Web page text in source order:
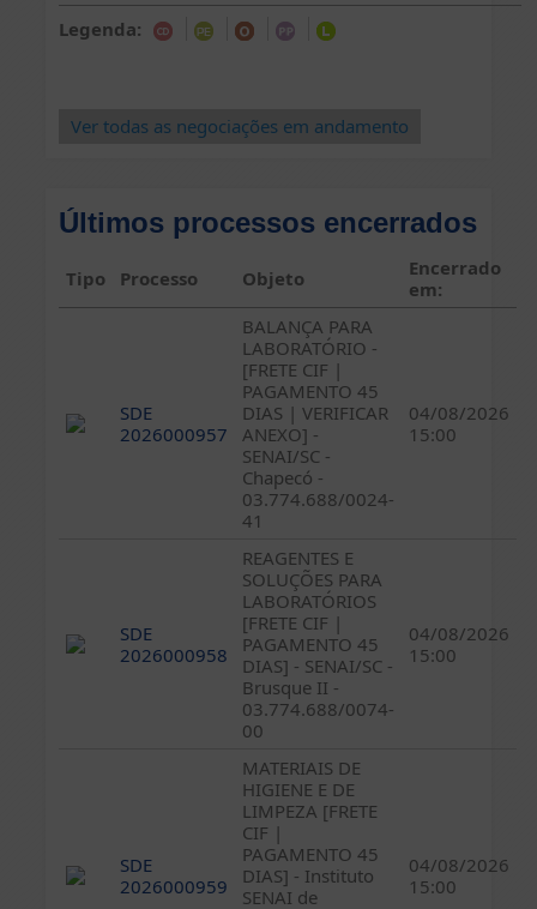
Legenda:
Ver todas as negociações em andamento
Últimos processos encerrados
Tipo Processo Objeto
Encerrado
em:
SDE
2026000957
BALANÇA PARA
LABORATÓRIO -
[FRETE CIF |
PAGAMENTO 45
DIAS | VERIFICAR
ANEXO] -
SENAI/SC -
Chapecó -
03.774.688/0024-
41
04/08/2026
15:00
SDE
2026000958
REAGENTES E
SOLUÇÕES PARA
LABORATÓRIOS
[FRETE CIF |
PAGAMENTO 45
DIAS] - SENAI/SC -
Brusque II -
03.774.688/0074-
00
04/08/2026
15:00
SDE
2026000959
MATERIAIS DE
HIGIENE E DE
LIMPEZA [FRETE
CIF |
PAGAMENTO 45
DIAS] - Instituto
SENAI de
04/08/2026
15:00